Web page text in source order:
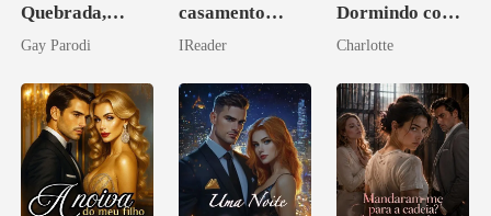
Quebrada,
Segredos
Veja-me Brilhar
Gay Parodi
casamento
relâmpago com
IReader
Dormindo com
o Tio do Meu
Charlotte